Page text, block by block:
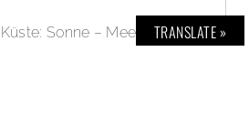
Sonne – Meer – TRANSLATE »